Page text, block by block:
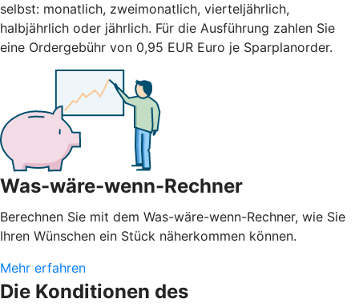
selbst: monatlich, zweimonatlich, vierteljährlich,
halbjährlich oder jährlich. Für die Ausführung zahlen Sie
eine Ordergebühr von 0,95 EUR Euro je Sparplanorder.
Was-wäre-wenn-Rechner
Berechnen Sie mit dem Was-wäre-wenn-Rechner, wie Sie
Ihren Wünschen ein Stück näherkommen können.
Mehr erfahren
Die Konditionen des